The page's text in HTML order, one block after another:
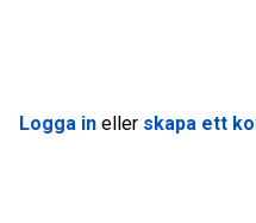
Logga in eller skapa ett